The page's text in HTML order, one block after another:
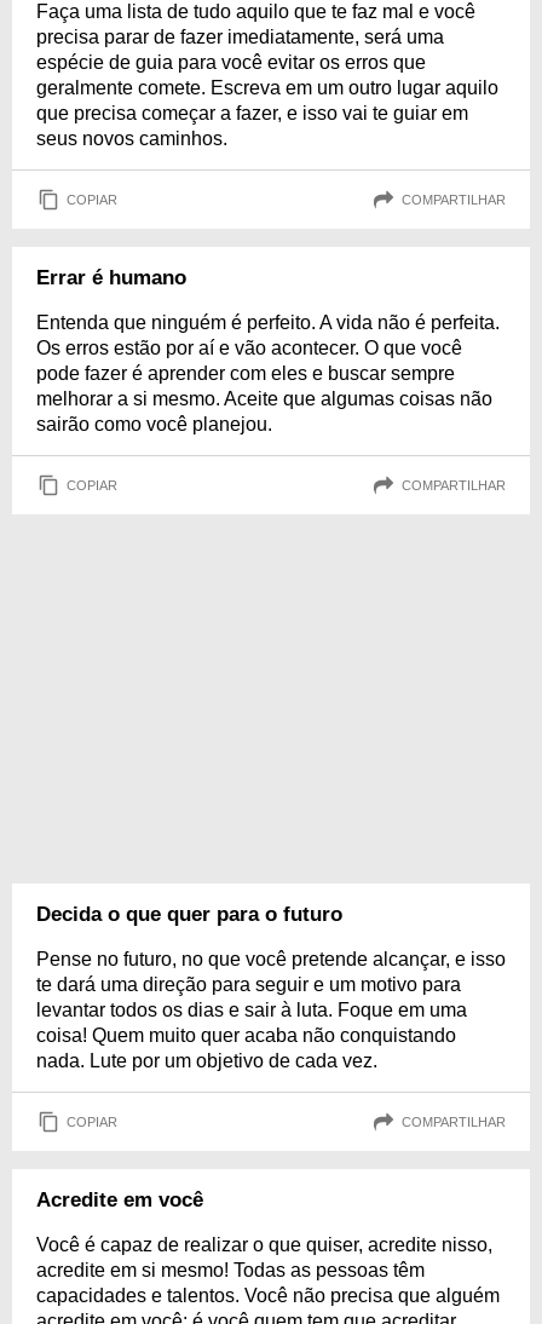
Faça uma lista de tudo aquilo que te faz mal e você
precisa parar de fazer imediatamente, será uma
espécie de guia para você evitar os erros que
geralmente comete. Escreva em um outro lugar aquilo
que precisa começar a fazer, e isso vai te guiar em
seus novos caminhos.
COPIAR COMPARTILHAR
Errar é humano
Entenda que ninguém é perfeito. A vida não é perfeita.
Os erros estão por aí e vão acontecer. O que você
pode fazer é aprender com eles e buscar sempre
melhorar a si mesmo. Aceite que algumas coisas não
sairão como você planejou.
COPIAR COMPARTILHAR
Decida o que quer para o futuro
Pense no futuro, no que você pretende alcançar, e isso
te dará uma direção para seguir e um motivo para
levantar todos os dias e sair à luta. Foque em uma
coisa! Quem muito quer acaba não conquistando
nada. Lute por um objetivo de cada vez.
COPIAR COMPARTILHAR
Acredite em você
Você é capaz de realizar o que quiser, acredite nisso,
acredite em si mesmo! Todas as pessoas têm
capacidades e talentos. Você não precisa que alguém